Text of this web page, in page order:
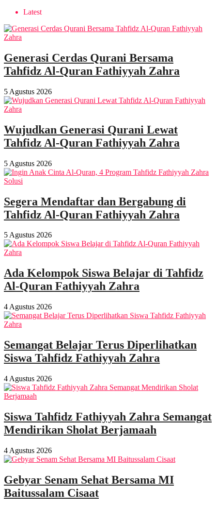
Latest
Generasi Cerdas Qurani Bersama
Tahfidz Al-Quran Fathiyyah Zahra
5 Agustus 2026
Wujudkan Generasi Qurani Lewat
Tahfidz Al-Quran Fathiyyah Zahra
5 Agustus 2026
Segera Mendaftar dan Bergabung di
Tahfidz Al-Quran Fathiyyah Zahra
5 Agustus 2026
Ada Kelompok Siswa Belajar di Tahfidz
Al-Quran Fathiyyah Zahra
4 Agustus 2026
Semangat Belajar Terus Diperlihatkan
Siswa Tahfidz Fathiyyah Zahra
4 Agustus 2026
Siswa Tahfidz Fathiyyah Zahra Semangat
Mendirikan Sholat Berjamaah
4 Agustus 2026
Gebyar Senam Sehat Bersama MI
Baitussalam Cisaat